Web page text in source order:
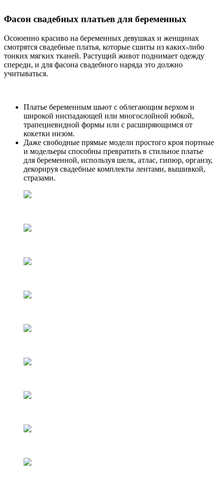
Фасон свадебных платьев для беременных
Осоюенно красиво на беременных девушках и женщинах
смотрятся свадебные платья, которые сшиты из каких-либо
тонких мягких тканей. Растущий живот поднимает одежду
спереди, и для фасона свадебного наряда это должно
учитываться.
Платье беременным шьют с облегающим верхом и
широкой ниспадающей или многослойной юбкой,
трапециевидной формы или с расширяющимся от
кокетки низом.
Даже свободные прямые модели простого кроя портные
и модельеры способны превратить в стильное платье
для беременной, используя шелк, атлас, гипюр, органзу,
декорируя свадебные комплекты лентами, вышивкой,
стразами.